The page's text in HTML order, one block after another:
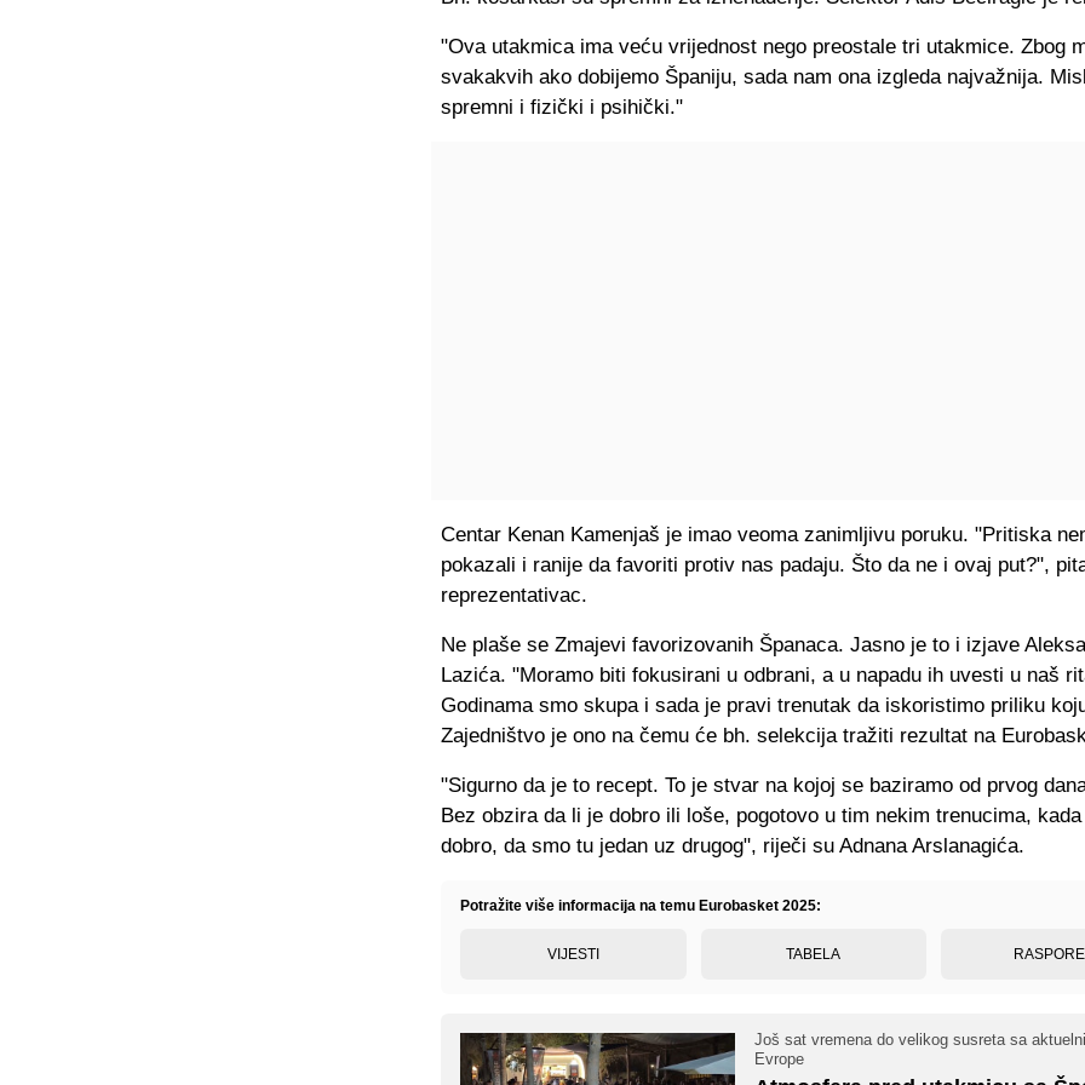
"Ova utakmica ima veću vrijednost nego preostale tri utakmice. Zbog
svakakvih ako dobijemo Španiju, sada nam ona izgleda najvažnija.
spremni i fizički i psihički."
Centar Kenan Kamenjaš je imao veoma zanimljivu poruku. "Pritiska
pokazali i ranije da favoriti protiv nas padaju. Što da ne i ovaj put?",
reprezentativac.
Ne plaše se Zmajevi favorizovanih Španaca. Jasno je to i izjave
Lazića. "Moramo biti fokusirani u odbrani, a u napadu ih uvesti u naš
Godinama smo skupa i sada je pravi trenutak da iskoristimo priliku
Zajedništvo je ono na čemu će bh. selekcija tražiti rezultat na
"Sigurno da je to recept. To je stvar na kojoj se baziramo od prvog
Bez obzira da li je dobro ili loše, pogotovo u tim nekim trenucima,
dobro, da smo tu jedan uz drugog", riječi su Adnana Arslanagića.
Potražite više informacija na temu Eurobasket 2025:
VIJESTI TABELA
Još sat vremena do velikog susreta sa
Evrope